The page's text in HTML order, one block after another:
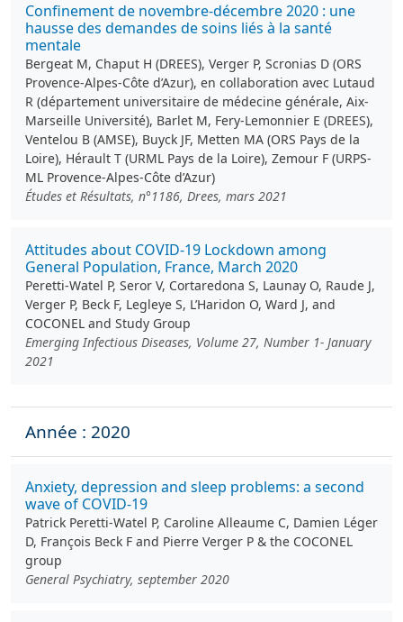
Confinement de novembre-décembre 2020 : une
hausse des demandes de soins liés à la santé
mentale
Bergeat M, Chaput H (DREES), Verger P, Scronias D (ORS
Provence-Alpes-Côte d’Azur), en collaboration avec Lutaud
R (département universitaire de médecine générale, Aix-
Marseille Université), Barlet M, Fery-Lemonnier E (DREES),
Ventelou B (AMSE), Buyck JF, Metten MA (ORS Pays de la
Loire), Hérault T (URML Pays de la Loire), Zemour F (URPS-
ML Provence-Alpes-Côte d’Azur)
Études et Résultats, n°1186, Drees, mars 2021
Attitudes about COVID-19 Lockdown among
General Population, France, March 2020
Peretti-Watel P, Seror V, Cortaredona S, Launay O, Raude J,
Verger P, Beck F, Legleye S, L’Haridon O, Ward J, and
COCONEL and Study Group
Emerging Infectious Diseases, Volume 27, Number 1- January
2021
Année : 2020
Anxiety, depression and sleep problems: a second
wave of COVID-19
Patrick Peretti-Watel P, Caroline Alleaume C, Damien Léger
D, François Beck F and Pierre Verger P & the COCONEL
group
General Psychiatry, september 2020